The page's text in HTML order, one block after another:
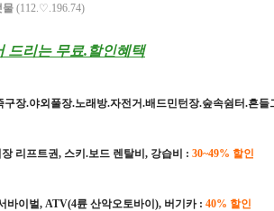
물 (112.♡.196.74)
드리는 무료.할인혜택
장.야외풀장.노래방.자전거.배드민턴장.숲속쉼터.흔
리프트권, 스키.보드 렌탈비, 강습비 : 30~49% 할인
바이벌, ATV(4륜 산악오토바이), 버기카 : 40% 할인